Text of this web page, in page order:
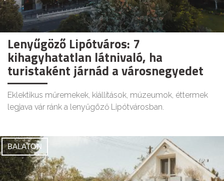
Lenyűgöző Lipótváros: 7
kihagyhatatlan látnivaló, ha
turistaként járnád a városnegyedet
Eklektikus műremekek, kiállítások, múzeumok, éttermek
legjava vár ránk a lenyűgöző Lipótvárosban.
BALATON